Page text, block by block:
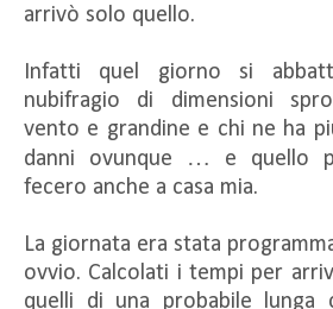
arrivò solo quello.
Infatti quel giorno si
nubifragio di dimensioni
vento e grandine e chi ne ha
danni ovunque … e quello
fecero anche a casa mia.
La giornata era stata
ovvio. Calcolati i tempi per
quelli di una probabile lunga